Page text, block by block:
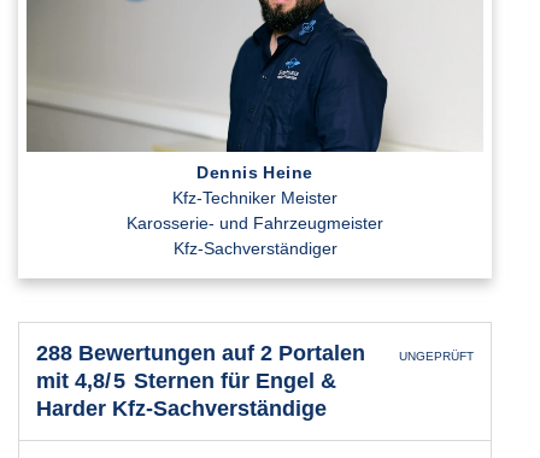
Dennis Heine
Kfz-Techniker Meister
Karosserie- und Fahrzeugmeister
Kfz-Sachverständiger
UNGEPRÜFT
288 Bewertungen auf 2 Portalen
mit 4,8/5 Sternen für Engel &
Harder Kfz-Sachverständige